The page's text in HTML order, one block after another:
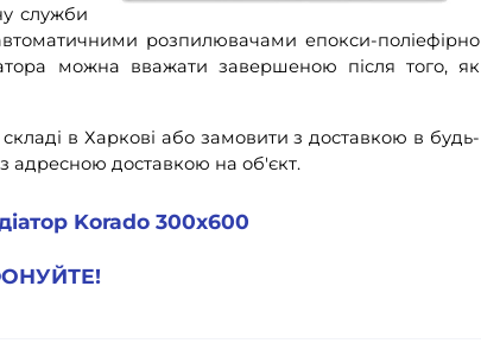
служби
розпилювачами епокси-поліефірно
можна вважати завершеною після того, як
в Харкові або замовити з доставкою в будь-
адресною доставкою на об'єкт.
Korado 300х600